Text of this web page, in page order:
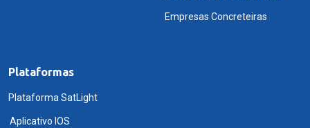
Empresas Concreteiras
Plataformas
Plataforma SatLight
Aplicativo IOS